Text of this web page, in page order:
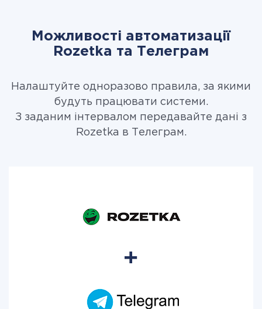
Можливості автоматизації
Rozetka та Телеграм
Налаштуйте одноразово правила, за якими
будуть працювати системи.
З заданим інтервалом передавайте дані з
Rozetka в Телеграм.